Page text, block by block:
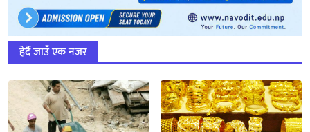
हेर्दै जाउँ एक नजर